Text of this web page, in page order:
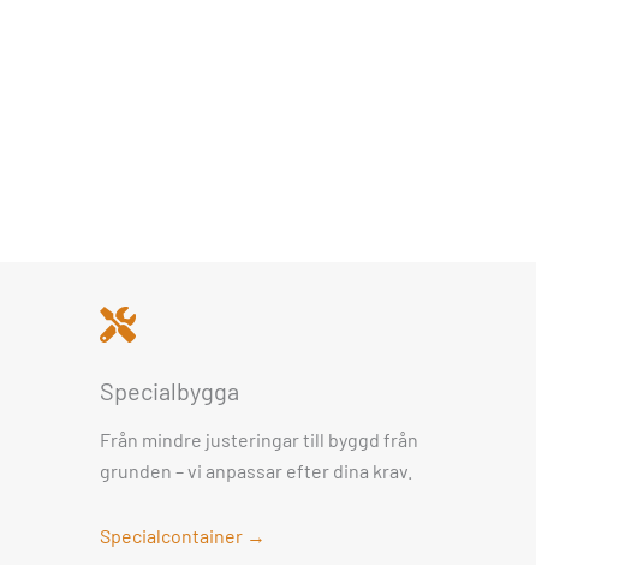
Specialbygga
Från mindre justeringar till byggd från
grunden – vi anpassar efter dina krav.
Specialcontainer →